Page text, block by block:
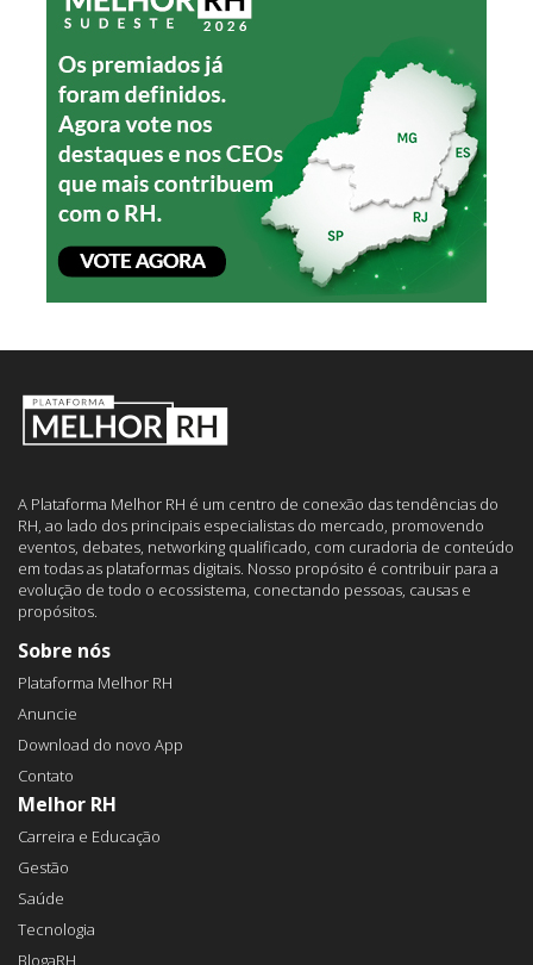
A Plataforma Melhor RH é um centro de conexão das tendências do
RH, ao lado dos principais especialistas do mercado, promovendo
eventos, debates, networking qualificado, com curadoria de conteúdo
em todas as plataformas digitais. Nosso propósito é contribuir para a
evolução de todo o ecossistema, conectando pessoas, causas e
propósitos.
Sobre nós
Plataforma Melhor RH
Anuncie
Download do novo App
Contato
Melhor RH
Carreira e Educação
Gestão
Saúde
Tecnologia
BlogaRH